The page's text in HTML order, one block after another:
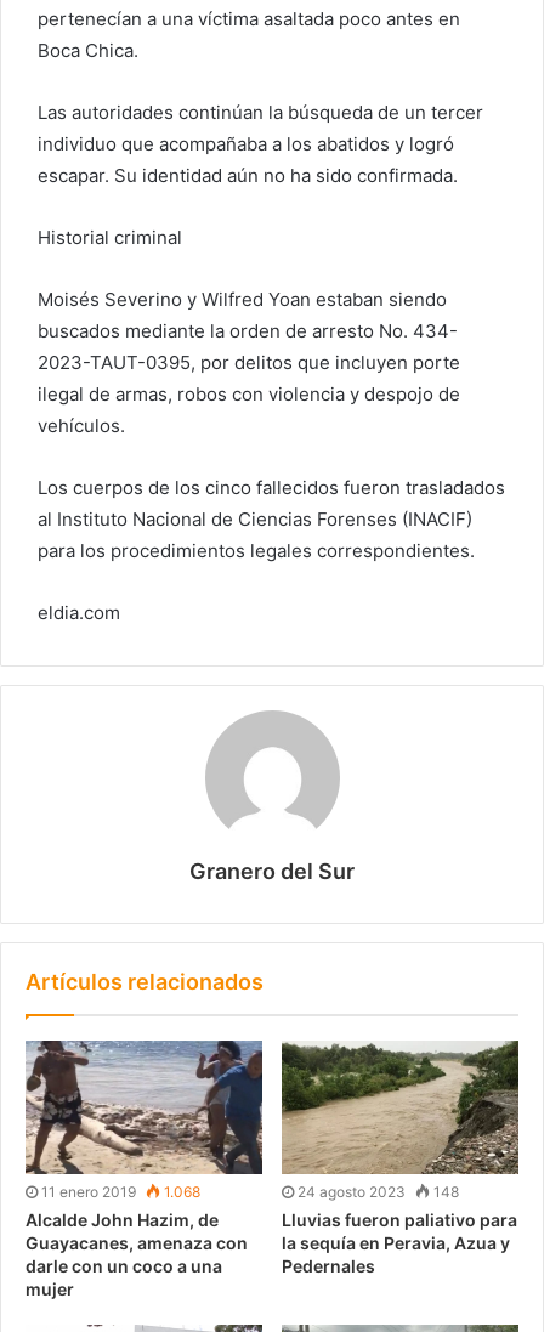
pertenecían a una víctima asaltada poco antes en
Boca Chica.
Las autoridades continúan la búsqueda de un tercer
individuo que acompañaba a los abatidos y logró
escapar. Su identidad aún no ha sido confirmada.
Historial criminal
Moisés Severino y Wilfred Yoan estaban siendo
buscados mediante la orden de arresto No. 434-
2023-TAUT-0395, por delitos que incluyen porte
ilegal de armas, robos con violencia y despojo de
vehículos.
Los cuerpos de los cinco fallecidos fueron trasladados
al Instituto Nacional de Ciencias Forenses (INACIF)
para los procedimientos legales correspondientes.
eldia.com
Granero del Sur
Artículos relacionados
11 enero 2019 1.068
Alcalde John Hazim, de
Guayacanes, amenaza con
darle con un coco a una
mujer
24 agosto 2023 148
Lluvias fueron paliativo para
la sequía en Peravia, Azua y
Pedernales